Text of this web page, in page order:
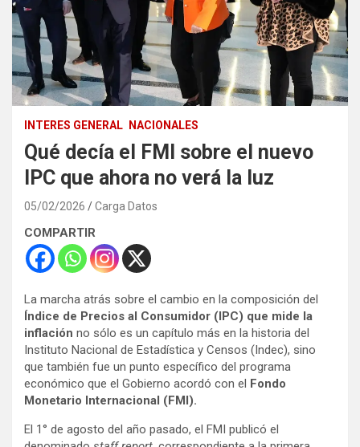
INTERES GENERAL NACIONALES
Qué decía el FMI sobre el nuevo
IPC que ahora no verá la luz
05/02/2026 Carga Datos
COMPARTIR
La marcha atrás sobre el cambio en la composición del
Índice de Precios al Consumidor (IPC) que mide la
inflación no sólo es un capítulo más en la historia del
Instituto Nacional de Estadística y Censos (Indec), sino
que también fue un punto específico del programa
económico que el Gobierno acordó con el Fondo
Monetario Internacional (FMI).
El 1° de agosto del año pasado, el FMI publicó el